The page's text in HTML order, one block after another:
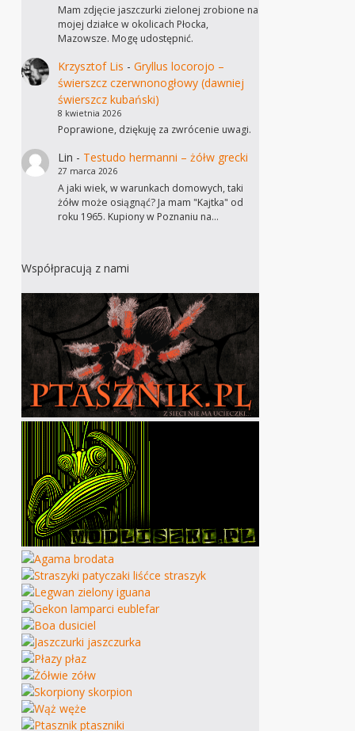
Mam zdjęcie jaszczurki zielonej zrobione na
mojej działce w okolicach Płocka,
Mazowsze. Mogę udostępnić.
Krzysztof Lis - Gryllus locorojo –
świerszcz czerwnonogłowy (dawniej
świerszcz kubański)
8 kwietnia 2026
Poprawione, dziękuję za zwrócenie uwagi.
Lin - Testudo hermanni – żółw grecki
27 marca 2026
A jaki wiek, w warunkach domowych, taki
żółw może osiągnąć? Ja mam "Kajtka" od
roku 1965. Kupiony w Poznaniu na…
Współpracują z nami